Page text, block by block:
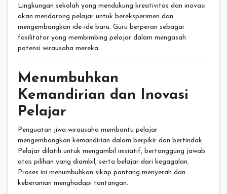
Lingkungan sekolah yang mendukung kreativitas dan inovasi
akan mendorong pelajar untuk bereksperimen dan
mengembangkan ide-ide baru. Guru berperan sebagai
fasilitator yang membimbing pelajar dalam mengasah
potensi wirausaha mereka.
Menumbuhkan
Kemandirian dan Inovasi
Pelajar
Penguatan jiwa wirausaha membantu pelajar
mengembangkan kemandirian dalam berpikir dan bertindak.
Pelajar dilatih untuk mengambil inisiatif, bertanggung jawab
atas pilihan yang diambil, serta belajar dari kegagalan.
Proses ini menumbuhkan sikap pantang menyerah dan
keberanian menghadapi tantangan.